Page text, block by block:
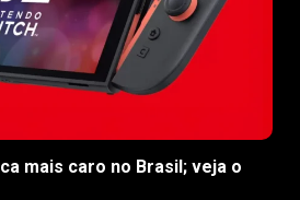
mais caro no Brasil; veja o